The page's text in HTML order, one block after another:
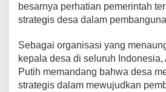
besarnya perhatian pemerintah
strategis desa dalam
Sebagai organisasi yang
kepala desa di seluruh Indonesia,
Putih memandang bahwa desa
strategis dalam mewujudkan